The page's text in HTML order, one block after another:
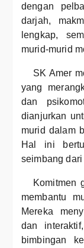
dengan
darjah,
lengkap,
murid-murid
SK Amer
yang
dan
dianjurkan
murid dalam
Hal ini
seimbang
Komitmen
membantu
Mereka
dan
bimbingan